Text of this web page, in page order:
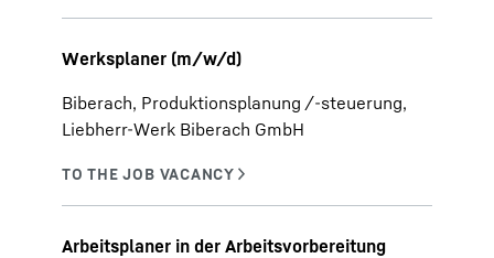
Werksplaner (m/w/d)
Biberach, Produktionsplanung /-steuerung,
Liebherr-Werk Biberach GmbH
Arbeitsplaner in der Arbeitsvorbereitung